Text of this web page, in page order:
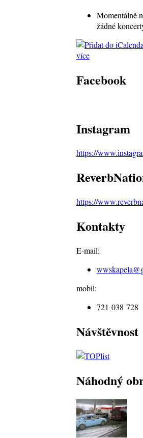
Momentálně
žádné
více
Facebook
Instagram
https://
https://
Kontakty
E-mail:
wwskapela@
mobil:
721 038 728
Návštěvnost
Náhodný